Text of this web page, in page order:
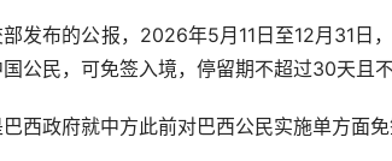
布的公报，2026年5月11日至12月31日
公民，可免签入境，停留期不超过30天且不
政府就中方此前对巴西公民实施单方面免